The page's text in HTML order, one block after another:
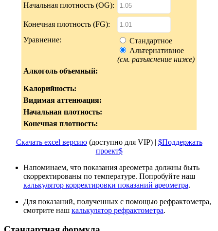
Начальная плотность (OG):
Конечная плотность (FG):
Уравнение:
Стандартное
Альтернативное
(см. разъяснение ниже)
Алкоголь объемный:
Калорийность:
Видимая аттенюация:
Начальная плотность:
Конечная плотность:
Скачать excel версию(доступно для VIP) | $Поддержать
проект$
Напоминаем, что показания ареометра должны быть
скорректированы по температуре. Попробуйте наш
калькулятор корректировки показаний ареометра.
Для показаний, полученных с помощью рефрактометра,
смотрите наш калькулятор рефрактометра.